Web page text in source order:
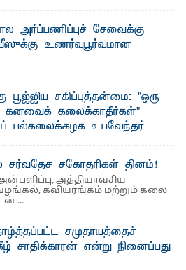
அர்ப்பணிப்புச் சேவைக்கு
உணர்வுபூர்வமான
பூஜ்ஜிய சகிப்புத்தன்மை: "ஒரு
கலைக்காதீர்கள்" –
பல்கலைக்கழக உபவேந்தர்
மாணவியின் கனவு என்னால்
ஒவ்வொரு மாணவரும் ...
சர்வதேச சகோதரிகள் தினம்!
அத்தியாவசிய
கவியரங்கம் மற்றும் கலை
...
சமுதாயத்தைச்
சாதிக்காரன் என்று நினைப்பது